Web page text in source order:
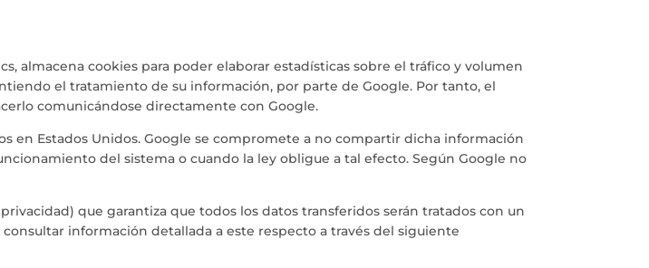
almacena cookies para poder elaborar estadísticas sobre el tráfico y volumen
el tratamiento de su información, por parte de Google. Por tanto, el
comunicándose directamente con Google.
en Estados Unidos. Google se compromete a no compartir dicha información
del sistema o cuando la ley obligue a tal efecto. Según Google no
que garantiza que todos los datos transferidos serán tratados con un
información detallada a este respecto a través del siguiente